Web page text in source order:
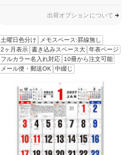
出荷オプションについて
土曜日色分け
メモスペース:罫線無し
2ヶ月表示 書き込みスペース大 年表ページ
フルカラー名入れ対応
10冊から注文可能
メール便・郵送OK
中綴じ